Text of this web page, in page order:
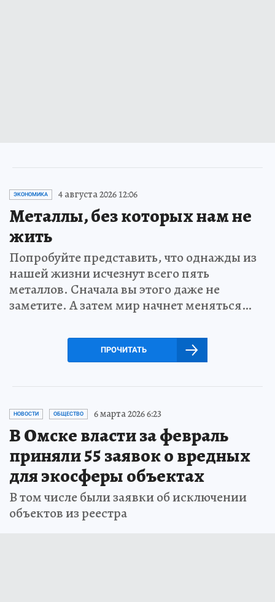
ЭКОНОМИКА 4 августа 2026 12:06
Металлы, без которых нам не
жить
Попробуйте представить, что однажды из
нашей жизни исчезнут всего пять
металлов. Сначала вы этого даже не
заметите. А затем мир начнет меняться…
ПРОЧИТАТЬ
НОВОСТИ ОБЩЕСТВО 6 марта 2026 6:23
В Омске власти за февраль
приняли 55 заявок о вредных
для экосферы объектах
В том числе были заявки об исключении
объектов из реестра